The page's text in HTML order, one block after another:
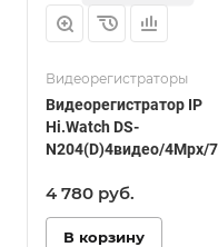
Видеорегистраторы
Видеорегистратор IP
Hi.Watch DS-
N204(D)4видео/4Mpx/
4 780 руб.
В корзину